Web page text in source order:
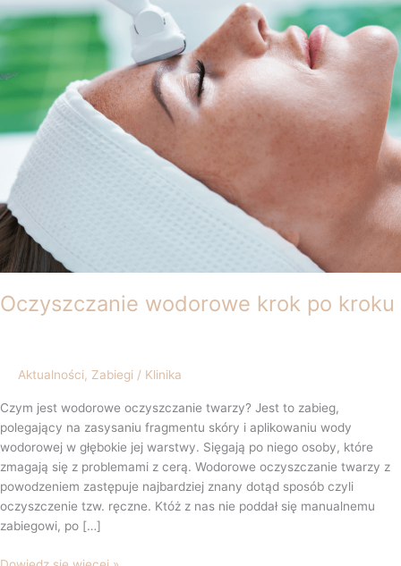
Oczyszczanie wodorowe krok po kroku
Aktualności Zabiegi / Klinika
Czym jest wodorowe oczyszczanie twarzy? Jest to zabieg,
polegający na zasysaniu fragmentu skóry i aplikowaniu wody
wodorowej w głębokie jej warstwy. Sięgają po niego osoby, które
zmagają się z problemami z cerą. Wodorowe oczyszczanie twarzy z
powodzeniem zastępuje najbardziej znany dotąd sposób czyli
oczyszczenie tzw. ręczne. Któż z nas nie poddał się manualnemu
zabiegowi, po […]